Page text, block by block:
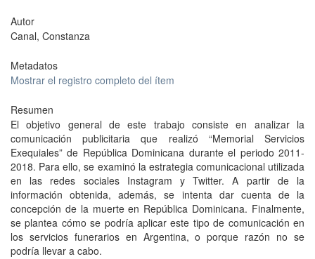
Autor
Canal, Constanza
Metadatos
Mostrar el registro completo del ítem
Resumen
El objetivo general de este trabajo consiste en analizar la
comunicación publicitaria que realizó “Memorial Servicios
Exequiales” de República Dominicana durante el periodo 2011-
2018. Para ello, se examinó la estrategia comunicacional utilizada
en las redes sociales Instagram y Twitter. A partir de la
información obtenida, además, se intenta dar cuenta de la
concepción de la muerte en República Dominicana. Finalmente,
se plantea cómo se podría aplicar este tipo de comunicación en
los servicios funerarios en Argentina, o porque razón no se
podría llevar a cabo.